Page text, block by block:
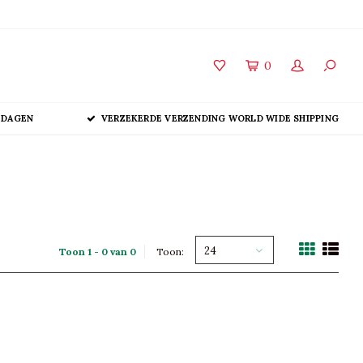
0
VERZEKERDE VERZENDING WORLD WIDE SHIPPING
Toon 1 - 0 van 0 Toon: 24